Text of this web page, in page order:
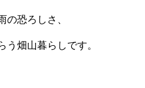
の恐ろしさ、
う畑山暮らしです。